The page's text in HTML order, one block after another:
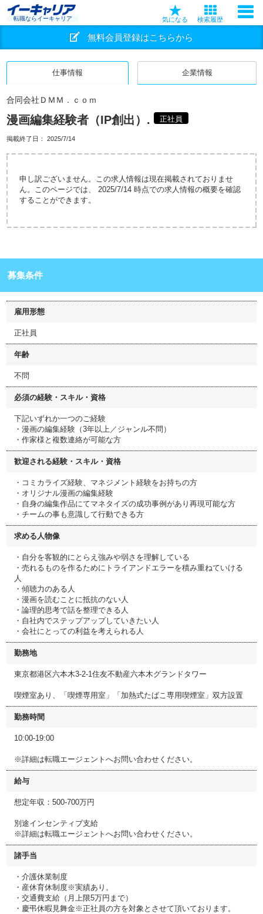
転職ならイーキャリア 気になる 検索履歴
無料会員登録はこちらから
仕事情報 企業情報
合同会社ＤＭＭ．ｃｏｍ
漫画編集経験者（IP創出）. 正社員
掲載終了日： 2025/7/14
申し訳ございません。この求人情報は現在掲載されておりませ
ん。このページでは、 2025/7/14 時点での求人情報の概要を確認
することができます。
募集条件
雇用形態
正社員
年齢
不問
必須の経験・スキル・資格
下記いずれか一つのご経験
・漫画の編集経験（3年以上／ジャンル不問）
・作家様と複数連絡が可能な方
歓迎される経験・スキル・資格
・コミカライズ経験、マネジメント経験をお持ちの方
・オリジナル漫画の編集経験
・自身の編集作品にてマネタイズの成功事例があり再現可能な方
・チームの事も意識して行動できる方
求める人物像
・自分を客観的にとらえ強みや弱さを理解している
・売れるものを作るためにトライアンドエラーを積み重ねていける
人
・傾聴力のある人
・漫画を読むことに抵抗のない人
・論理的思考で話を整理できる人
・自社内でステップアップしていきたい人
・会社にとっての利益を考えられる人
勤務地
東京都港区六本木3-2-1住友不動産六本木グランドタワー
喫煙室あり、「喫煙専用室」「加熱式たばこ専用喫煙室」双方設置
勤務時間
10:00-19:00
※詳細は転職エージェントへお問い合わせください。
給与
想定年収：500-700万円
別途インセンティブ支給
※詳細は転職エージェントへお問い合わせください。
諸手当
・介護休業制度
・産休育休制度※実績あり。
・交通費支給（月上限5万円まで）
・慶弔休暇見舞金※正社員の方を対象とさせて頂いております。